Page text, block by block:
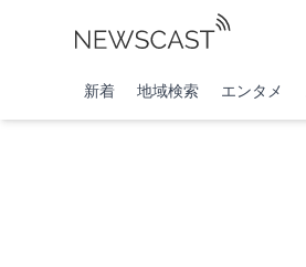
新着 地域検索 エンタメ